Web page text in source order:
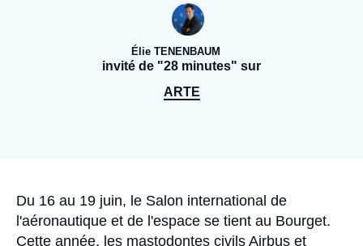
Se connecter
Proche-Orient
Élie TENENBAUM
invité de "28 minutes" sur
ARTE
Accroche
Du 16 au 19 juin, le Salon international de
l'aéronautique et de l'espace se tient au Bourget.
Cette année, les mastodontes civils Airbus et